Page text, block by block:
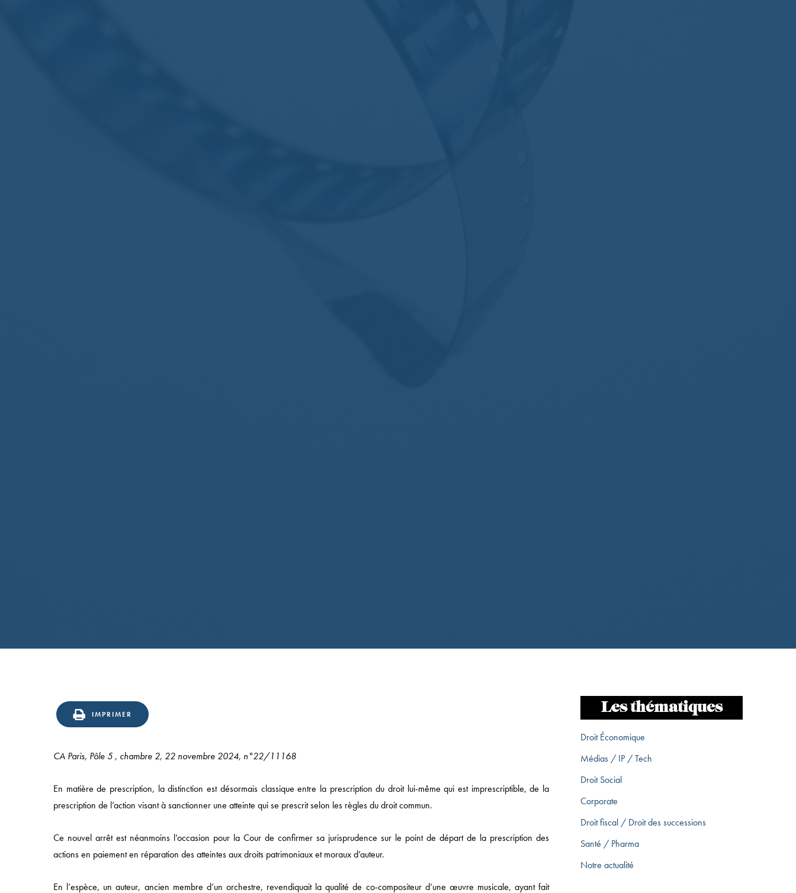
IMPRIMER
CA Paris, Pôle 5 , chambre 2, 22 novembre 2024, n°22/11168
En matière de prescription, la distinction est désormais classique entre la prescription du droit lui-même qui est imprescriptible, de la
prescription de l’action visant à sanctionner une atteinte qui se prescrit selon les règles du droit commun.
Ce nouvel arrêt est néanmoins l’occasion pour la Cour de confirmer sa jurisprudence sur le point de départ de la prescription des
actions en paiement en réparation des atteintes aux droits patrimoniaux et moraux d’auteur.
En l’espèce, un auteur, ancien membre d’un orchestre, revendiquait la qualité de co-compositeur d’une œuvre musicale, ayant fait
Les thématiques
Droit Économique
Médias / IP / Tech
Droit Social
Corporate
Droit fiscal / Droit des successions
Santé / Pharma
Notre actualité